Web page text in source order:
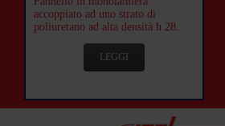
accoppiato ad uno strato di
poliuretano ad alta densità h 28.
LEGGI